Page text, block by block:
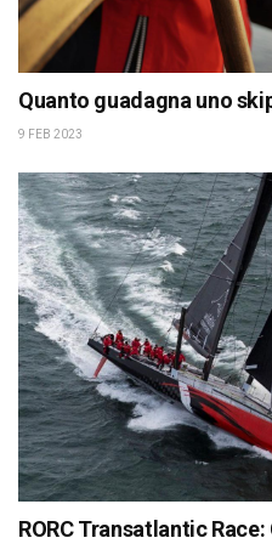
Quanto guadagna uno
9 FEB 2023
RORC Transatlantic